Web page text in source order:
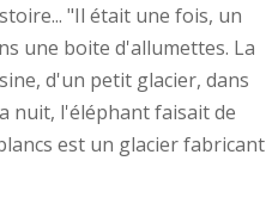
"Il était une fois, un
une boite d'allumettes. La
d'un petit glacier, dans
nuit, l'éléphant faisait de
est un glacier fabricant